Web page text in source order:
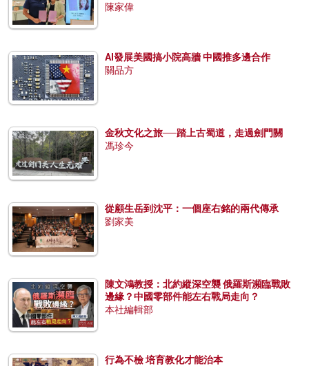
陳家偉
AI發展美國搞小院高牆 中國推多邊合作
關品方
金秋文化之旅──踏上古蜀道，走過劍門關
馮珍今
從顧生岳到沈平：一個座右銘的兩代傳承
劉家美
陳文鴻教授：北約縱深空襲 俄羅斯瀕臨戰敗
邊緣？中國零部件能左右戰局走向？
本社編輯部
行為不檢 培育教化才能治本